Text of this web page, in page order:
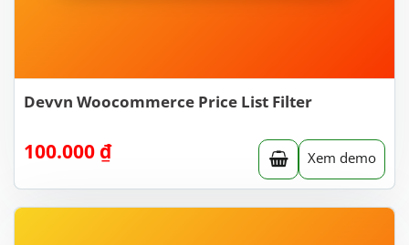
Devvn Woocommerce Price List Filter
100.000 ₫ Xem demo